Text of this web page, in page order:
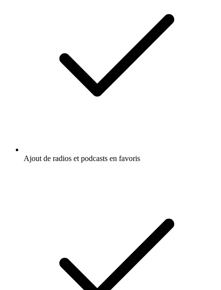
Ajout de radios et podcasts en favoris